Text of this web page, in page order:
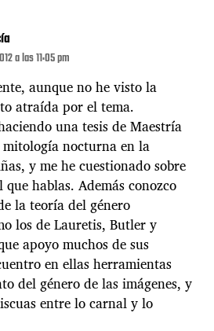
a las 11:05 pm
aunque no he visto la
atraída por el tema.
una tesis de Maestría
mitología nocturna en la
y me he cuestionado sobre
que hablas. Además conozco
la teoría del género
los de Lauretis, Butler y
apoyo muchos de sus
en ellas herramientas
del género de las imágenes, y
entre lo carnal y lo